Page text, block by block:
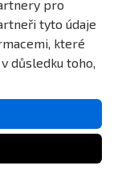
pro
tyto údaje
které
důsledku toho,